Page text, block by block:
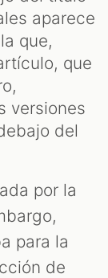
aparece
que,
que
versiones
del
por la
para la
de